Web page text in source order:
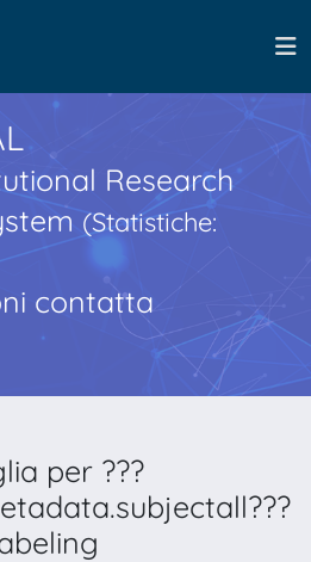
Research
(Statistiche:
contatta
per ???